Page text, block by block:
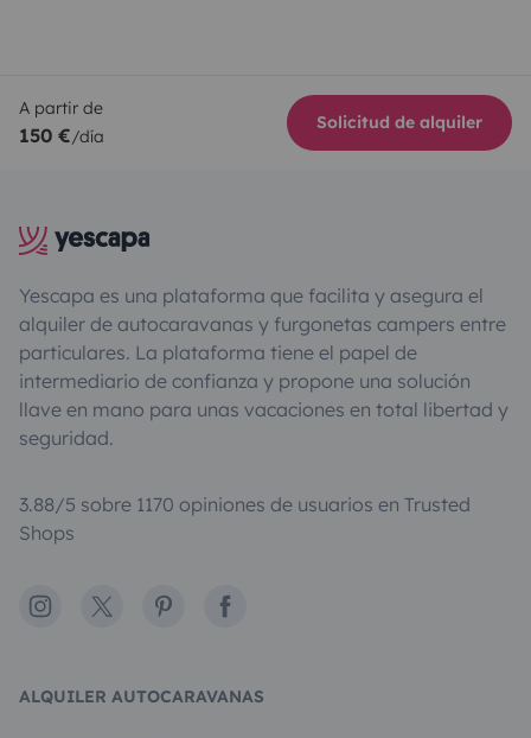
A partir de
150 €/día
Solicitud de alquiler
Yescapa es una plataforma que facilita y asegura el
alquiler de autocaravanas y furgonetas campers entre
particulares. La plataforma tiene el papel de
intermediario de confianza y propone una solución
llave en mano para unas vacaciones en total libertad y
seguridad.
3.88/5 sobre 1170 opiniones de usuarios en Trusted
Shops
Instagram
X PinterestFacebook
ALQUILER AUTOCARAVANAS